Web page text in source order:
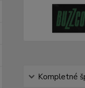
Kompletné